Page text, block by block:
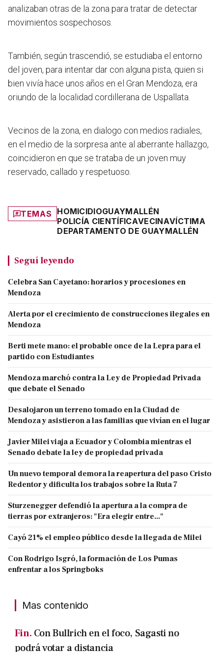
analizaban otras de la zona para tratar de detectar
movimientos sospechosos.
También, según trascendió, se estudiaba el entorno
del joven, para intentar dar con alguna pista, quien si
bien vivía hace unos años en el Gran Mendoza, era
oriundo de la localidad cordillerana de Uspallata.
Vecinos de la zona, en dialogo con medios radiales,
en el medio de la sorpresa ante al aberrante hallazgo,
coincidieron en que se trataba de un joven muy
reservado, callado y respetuoso.
TEMAS HOMICIDIOGUAYMALLÉN
POLICÍA CIENTÍFICAVECINAVÍCTIMA
DEPARTAMENTO DE GUAYMALLÉN
Seguí leyendo
Celebra San Cayetano: horarios y procesiones en
Mendoza
Alerta por el crecimiento de construcciones ilegales en
Mendoza
Berti mete mano: el probable once de la Lepra para el
partido con Estudiantes
Mendoza marchó contra la Ley de Propiedad Privada
que debate el Senado
Desalojaron un terreno tomado en la Ciudad de
Mendoza y asistieron a las familias que vivían en el lugar
Javier Milei viaja a Ecuador y Colombia mientras el
Senado debate la ley de propiedad privada
Un nuevo temporal demora la reapertura del paso Cristo
Redentor y dificulta los trabajos sobre la Ruta 7
Sturzenegger defendió la apertura a la compra de
tierras por extranjeros: "Era elegir entre..."
Cayó 21% el empleo público desde la llegada de Milei
Con Rodrigo Isgró, la formación de Los Pumas
enfrentar a los Springboks
Mas contenido
Fin. Con Bullrich en el foco, Sagasti no
podrá votar a distancia